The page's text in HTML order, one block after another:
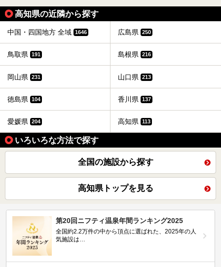
高知県の近隣から探す
中国・四国地方 全域 1646 広島県 250
鳥取県 191 島根県 216
岡山県 231 山口県 213
徳島県 104 香川県 137
愛媛県 204 高知県 113
いろいろな方法で探す
全国の施設から探す
高知県トップを見る
第20回ニフティ温泉年間ランキング2025
全国約2.2万件の中から頂点に選ばれた、2025年の人
気施設は…